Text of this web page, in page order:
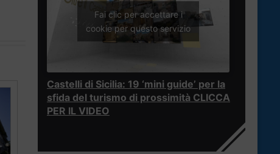
Fai clic per accettare i
cookie per questo servizio
Castelli di Sicilia: 19 ‘mini guide’ per la
sfida del turismo di prossimità CLICCA
PER IL VIDEO